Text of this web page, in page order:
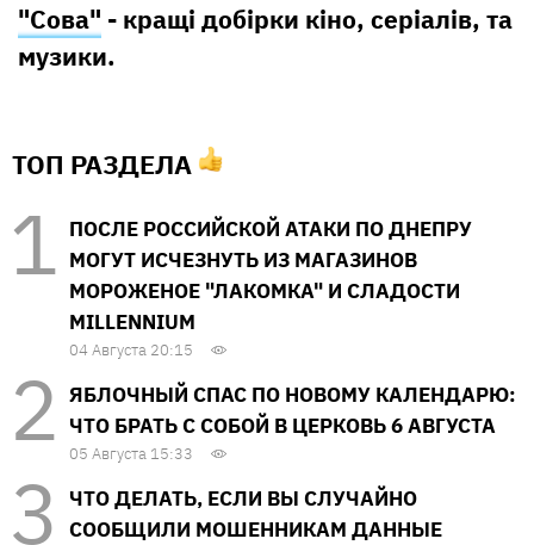
"Сова" - кращі добірки кіно, серіалів, та
музики.
ТОП РАЗДЕЛА
ПОСЛЕ РОССИЙСКОЙ АТАКИ ПО ДНЕПРУ
МОГУТ ИСЧЕЗНУТЬ ИЗ МАГАЗИНОВ
МОРОЖЕНОЕ "ЛАКОМКА" И СЛАДОСТИ
MILLENNIUM
04 Августа 20:15
ЯБЛОЧНЫЙ СПАС ПО НОВОМУ КАЛЕНДАРЮ:
ЧТО БРАТЬ С СОБОЙ В ЦЕРКОВЬ 6 АВГУСТА
05 Августа 15:33
ЧТО ДЕЛАТЬ, ЕСЛИ ВЫ СЛУЧАЙНО
СООБЩИЛИ МОШЕННИКАМ ДАННЫЕ